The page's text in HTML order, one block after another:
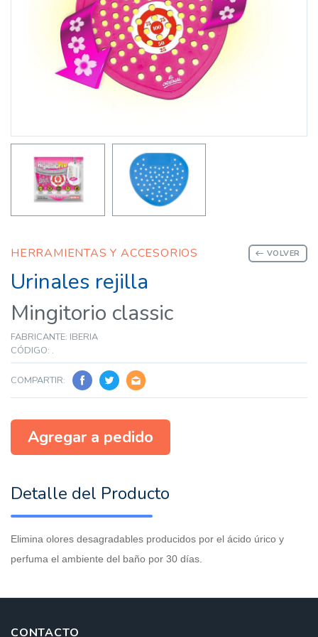
Urinales rejilla
Mingitorio classic
FABRICANTE: IBERIA
CÓDIGO: .
HERRAMIENTAS Y ACCESORIOS VOLVER
COMPARTIR:
Agregar a pedido
Detalle del Producto
Elimina olores desagradables producidos por el ácido úrico y
perfuma el ambiente del baño por 30 días.
CONTACTO